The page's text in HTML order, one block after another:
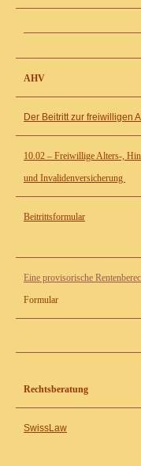
AHV
Der Beitritt zur freiwilligen
10.02 – Freiwillige Alters-,
und Invalidenversicherung
Beitrittsformular
Eine provisorische
Formular
SwissLaw